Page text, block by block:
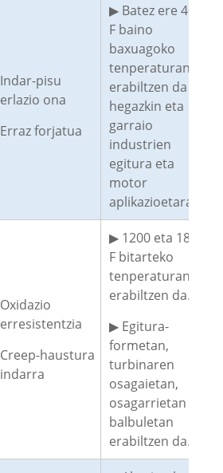
Indar-pisu
erlazio ona
Erraz forjatua
▶ Batez ere 400
F baino
baxuagoko
tenperaturan
erabiltzen da
hegazkin eta
garraio
industrien
egitura eta
motor
aplikazioetarako.
Oxidazio
erresistentzia
Creep-haustura
indarra
▶ 1200 eta 1800
F bitarteko
tenperaturan
erabiltzen da.
▶ Egitura-
formetan,
turbinaren
osagaietan,
osagarrietan eta
balbuletan
erabiltzen da.